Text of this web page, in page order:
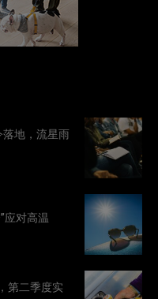
地，流星雨
应对高温
第二季度实